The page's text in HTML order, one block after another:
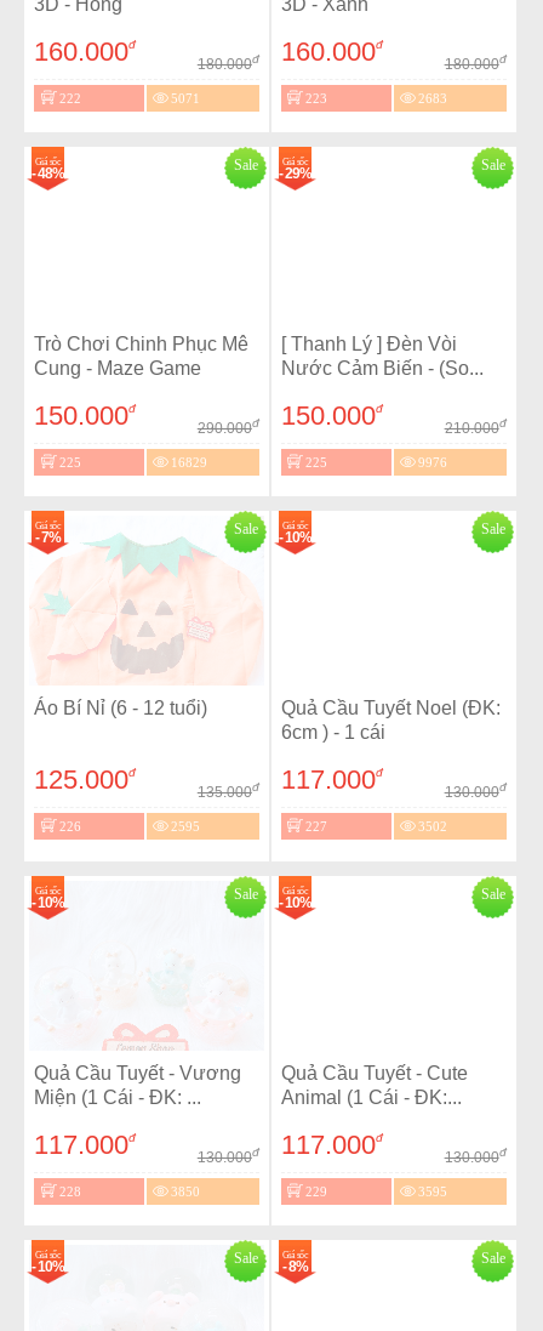
160.000đ
180.000đ
222 5071
160.000đ
180.000đ
223 2683
Sale
Giá sốc
- 48%
Trò Chơi Chinh Phục Mê
Cung - Maze Game
150.000đ
290.000đ
225 16829
Sale
Giá sốc
- 29%
[ Thanh Lý ] Đèn Vòi
Nước Cảm Biến - (So...
150.000đ
210.000đ
225 9976
Sale
Giá sốc
- 7%
Áo Bí Nỉ (6 - 12 tuổi)
125.000đ
135.000đ
226 2595
Sale
Giá sốc
- 10%
Quả Cầu Tuyết Noel (ĐK:
6cm ) - 1 cái
117.000đ
130.000đ
227 3502
Sale
Giá sốc
- 10%
Quả Cầu Tuyết - Vương
Miện (1 Cái - ĐK: ...
117.000đ
130.000đ
228 3850
Sale
Giá sốc
- 10%
Quả Cầu Tuyết - Cute
Animal (1 Cái - ĐK:...
117.000đ
130.000đ
229 3595
Sale
Giá sốc
- 10% Sale
Giá sốc
- 8%